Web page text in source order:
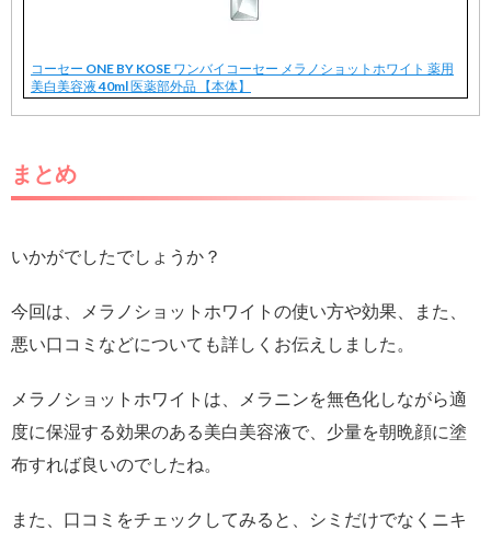
コーセー ONE BY KOSE ワンバイコーセー メラノショットホワイト 薬用
美白美容液 40ml 医薬部外品 【本体】
まとめ
いかがでしたでしょうか？
今回は、メラノショットホワイトの使い方や効果、また、
悪い口コミなどについても詳しくお伝えしました。
メラノショットホワイトは、メラニンを無色化しながら適
度に保湿する効果のある美白美容液で、少量を朝晩顔に塗
布すれば良いのでしたね。
また、口コミをチェックしてみると、シミだけでなくニキ